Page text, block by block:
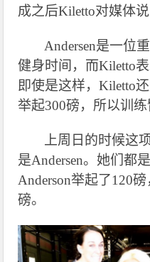
成之后Kiletto对媒体说
Andersen是一位
健身时间，而Kiletto
即使是这样，Kiletto
举起300磅，所以训
上周日的时候这
是Andersen。她们都
Anderson举起了120
磅。